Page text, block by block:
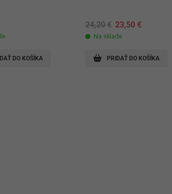
DO KOŠÍKA
24,20€ Original
price
was:
23,50 €Current
Na sklade
PRIDAŤ DO KOŠÍKA